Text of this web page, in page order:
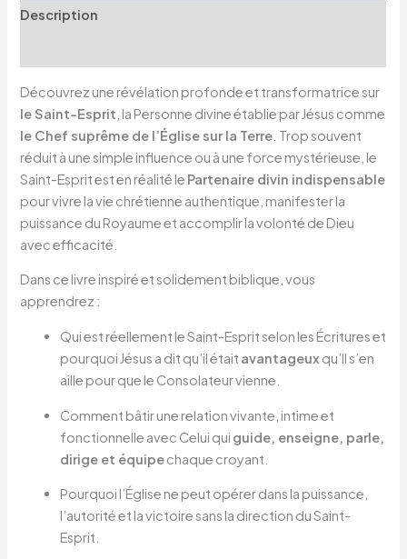
Description
Découvrez une révélation profonde et transformatrice sur
le Saint-Esprit , la Personne divine établie par Jésus comme
le Chef suprême de l’Église sur la Terre . Trop souvent
réduit à une simple influence ou à une force mystérieuse, le
Saint-Esprit est en réalité le Partenaire divin indispensable
pour vivre la vie chrétienne authentique, manifester la
puissance du Royaume et accomplir la volonté de Dieu
avec efficacité.
Dans ce livre inspiré et solidement biblique, vous
apprendrez :
Qui est réellement le Saint-Esprit selon les Écritures et
pourquoi Jésus a dit qu’il était avantageuxqu’Il s’en
aille pour que le Consolateur vienne.
Comment bâtir une relation vivante, intime et
fonctionnelle avec Celui qui guide, enseigne, parle,
dirige et équipechaque croyant.
Pourquoi l’Église ne peut opérer dans la puissance,
l’autorité et la victoire sans la direction du Saint-
Esprit.